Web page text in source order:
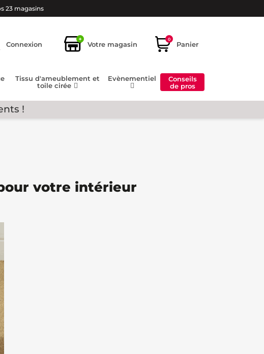
23 magasins
Connexion
+
Votre magasin
0
Panier
Tissu d'ameublement et
toile cirée
Evènementiel
Conseils
de pros
!
votre intérieur